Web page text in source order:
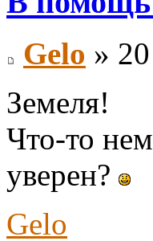
Gelo »
Земеля!
Что-то
уверен?
Gelo